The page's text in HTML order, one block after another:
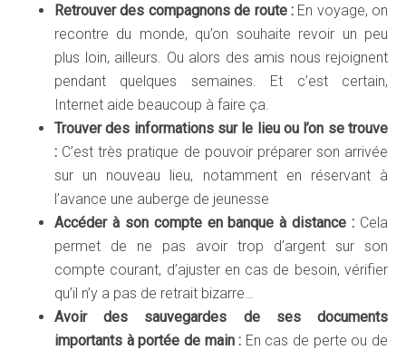
Retrouver des compagnons de route :En voyage, on
recontre du monde, qu’on souhaite revoir un peu
plus loin, ailleurs. Ou alors des amis nous rejoignent
pendant quelques semaines. Et c’est certain,
Internet aide beaucoup à faire ça.
Trouver des informations sur le lieu ou l’on se trouve
: C’est très pratique de pouvoir préparer son arrivée
sur un nouveau lieu, notamment en réservant à
l’avance une auberge de jeunesse
Accéder à son compte en banque à distance : Cela
permet de ne pas avoir trop d’argent sur son
compte courant, d’ajuster en cas de besoin, vérifier
qu’il n’y a pas de retrait bizarre…
Avoir des sauvegardes de ses documents
importants à portée de main : En cas de perte ou de